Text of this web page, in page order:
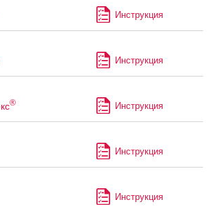
Инструкция
Инструкция
® Инструкция
Инструкция
Инструкция